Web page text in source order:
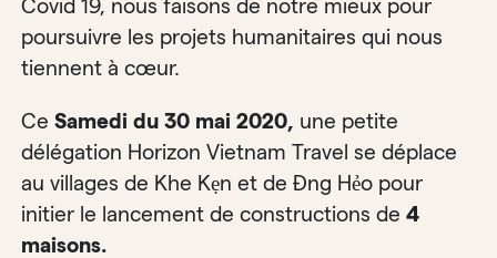
Covid 19, nous faisons de notre mieux pour
poursuivre les projets humanitaires qui nous
tiennent à cœur.
CeSamedi du 30 mai 2020, une petite
délégation Horizon Vietnam Travel se déplace
au villages de Khe Kẹn et de Đng Hẻo pour
initier le lancement de constructions de4
maisons.